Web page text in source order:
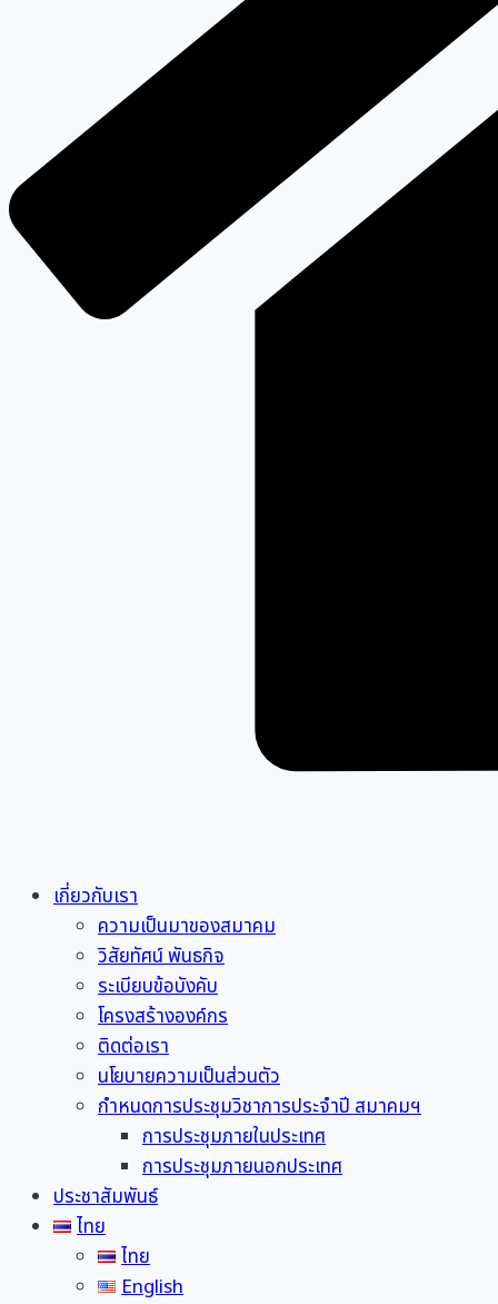
เกี่ยวกับเรา
ความเป็นมาของสมาคม
วิสัยทัศน์ พันธกิจ
ระเบียบข้อบังคับ
โครงสร้างองค์กร
ติดต่อเรา
นโยบายความเป็นส่วนตัว
กำหนดการประชุมวิชาการประจำปี สมาคมฯ
การประชุมภายในประเทศ
การประชุมภายนอกประเทศ
ประชาสัมพันธ์
ไทย
ไทย
English